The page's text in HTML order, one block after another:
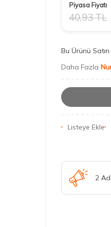
Piyasa Fiyatı
40,93TL
Bu Ürünü Satın
Daha Fazla
Listeye Ekle
2